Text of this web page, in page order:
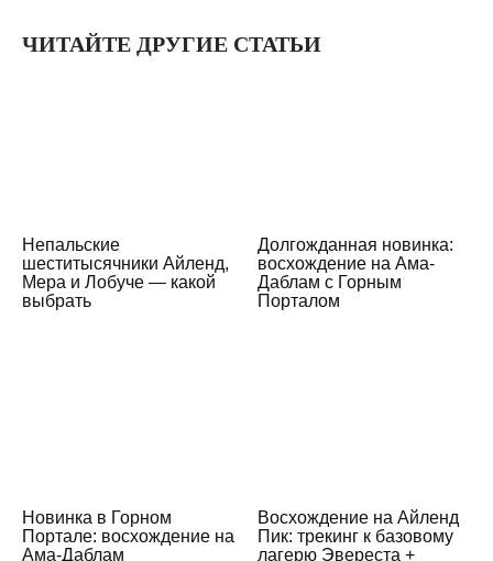
ЧИТАЙТЕ ДРУГИЕ СТАТЬИ
Непальские
шеститысячники Айленд,
Мера и Лобуче — какой
выбрать
Долгожданная новинка:
восхождение на Ама-
Даблам с Горным
Порталом
Новинка в Горном
Портале: восхождение на
Ама-Даблам
Восхождение на Айленд
Пик: трекинг к базовому
лагерю Эвереста +